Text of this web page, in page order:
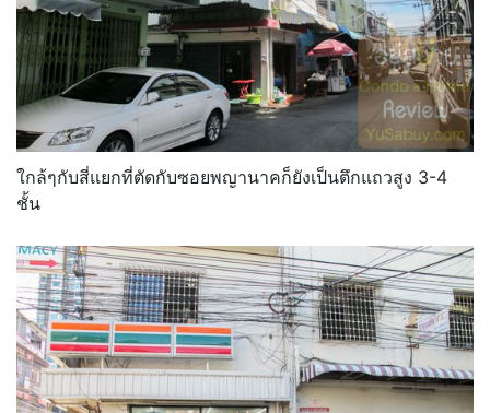
ใกล้ๆกับสี่แยกที่ตัดกับซอยพญานาคก็ยังเป็นตึกแถวสูง 3-4
ชั้น